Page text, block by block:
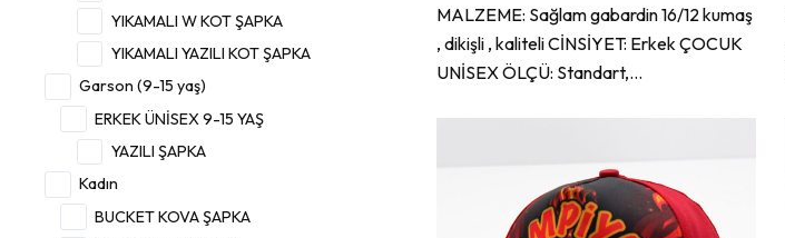
YIKAMALI W KOT ŞAPKA
YIKAMALI YAZILI KOT ŞAPKA
Garson (9-15 yaş)
ERKEK ÜNİSEX 9-15 YAŞ
YAZILI ŞAPKA
Kadın
BUCKET KOVA ŞAPKA
MALZEME: Sağlam gabardin 16/12 kumaş
, dikişli , kaliteli CİNSİYET: Erkek ÇOCUK
UNİSEX ÖLÇÜ: Standart,…